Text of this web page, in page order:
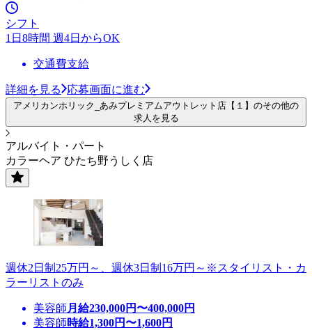
シフト
1日8時間 週4日からOK
交通費支給
詳細を見る 応募画面に進む
アメリカンホリック_あみプレミアムアウトレット店【１】のその他の
求人を見る
アルバイト・パート
カラーヘア ひたち野うしく店
週休2日制25万円～、週休3日制16万円～※スタイリスト・カ
ラーリストのみ
美容師 月給230,000円〜400,000円
美容師時給1,300円〜1,600円